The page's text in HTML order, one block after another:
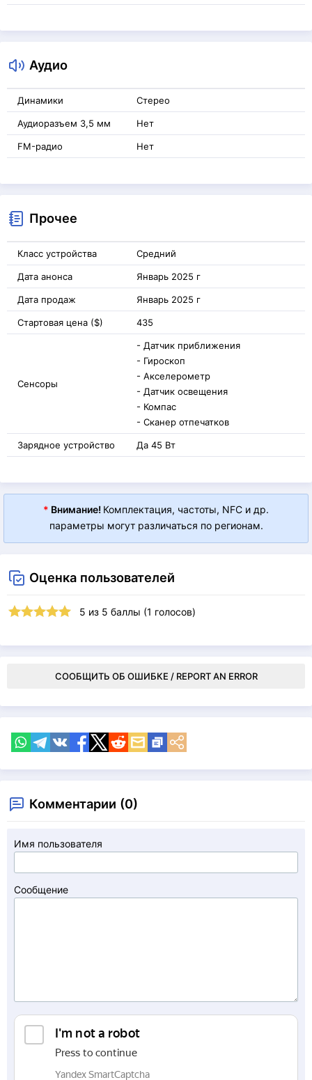
Аудио
Динамики Стерео
Аудиоразъем 3,5 мм Нет
FM-радио Нет
Прочее
Класс устройства Средний
Дата анонса Январь 2025 г
Дата продаж Январь 2025 г
Стартовая цена ($) 435
Сенсоры
- Датчик приближения
- Гироскоп
- Акселерометр
- Датчик освещения
- Компас
- Сканер отпечатков
Зарядное устройство Да 45 Вт
* Внимание! Комплектация, частоты, NFC и др.
параметры могут различаться по регионам.
Оценка пользователей
5 из 5 баллы (1 голосов)
СООБЩИТЬ ОБ ОШИБКЕ / REPORT AN ERROR
Комментарии (0)
Имя пользователя
Сообщение